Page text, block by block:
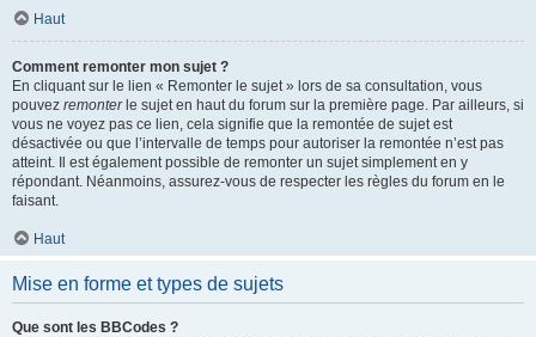
Haut
Comment remonter mon sujet ?
En cliquant sur le lien « Remonter le sujet » lors de sa consultation, vous
pouvez remonterle sujet en haut du forum sur la première page. Par ailleurs, si
vous ne voyez pas ce lien, cela signifie que la remontée de sujet est
désactivée ou que l’intervalle de temps pour autoriser la remontée n’est pas
atteint. Il est également possible de remonter un sujet simplement en y
répondant. Néanmoins, assurez-vous de respecter les règles du forum en le
faisant.
Haut
Mise en forme et types de sujets
Que sont les BBCodes ?